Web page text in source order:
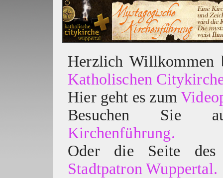
Herzlich
Katholischen
Hier geht es zum
Besuchen
Kirchenführung.
Oder die Seite des
Stadtpatron Wuppertal.